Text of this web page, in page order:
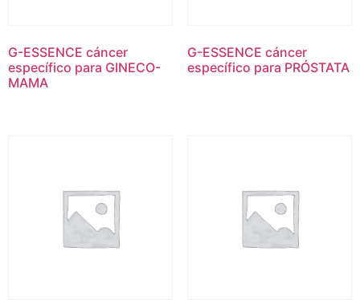
G-ESSENCE cáncer
específico para GINECO-
MAMA
G-ESSENCE cáncer
específico para PRÓSTATA